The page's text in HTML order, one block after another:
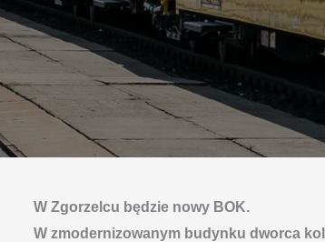
W Zgorzelcu będzie nowy BOK.
W zmodernizowanym budynku dworca